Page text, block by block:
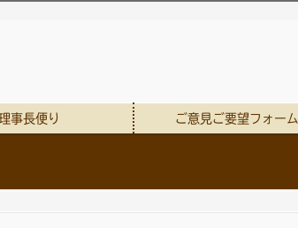
事長便り ご意見ご要望フォーム